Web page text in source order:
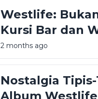
Westlife:
Kursi Bar dan
Sisi Lain yang
2 months ago
Nostalgia
Album